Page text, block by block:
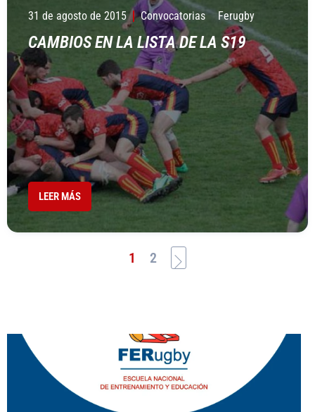
31 de agosto de 2015 Convocatorias Ferugby
CAMBIOS EN LA LISTA DE LA S19
LEER MÁS
1 2